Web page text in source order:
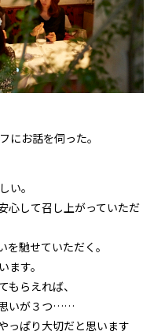
にお話を伺った。
い。
心して召し上がっていただ
馳せていただく。
す。
らえれば、
思いが３つ……
っぱり大切だと思います